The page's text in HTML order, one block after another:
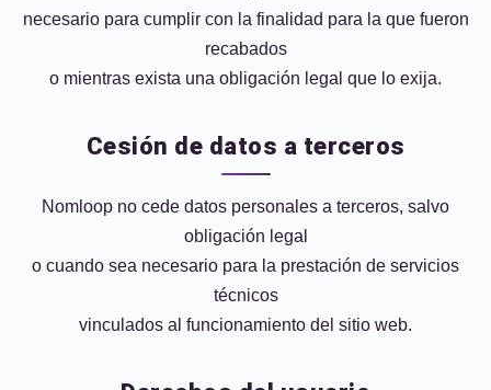
necesario para cumplir con la finalidad para la que fueron
recabados
o mientras exista una obligación legal que lo exija.
Cesión de datos a terceros
Nomloop no cede datos personales a terceros, salvo
obligación legal
o cuando sea necesario para la prestación de servicios
técnicos
vinculados al funcionamiento del sitio web.